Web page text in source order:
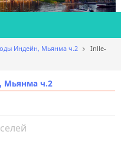
Индейн, Мьянма ч.2
Inlle-
Мьянма ч.2